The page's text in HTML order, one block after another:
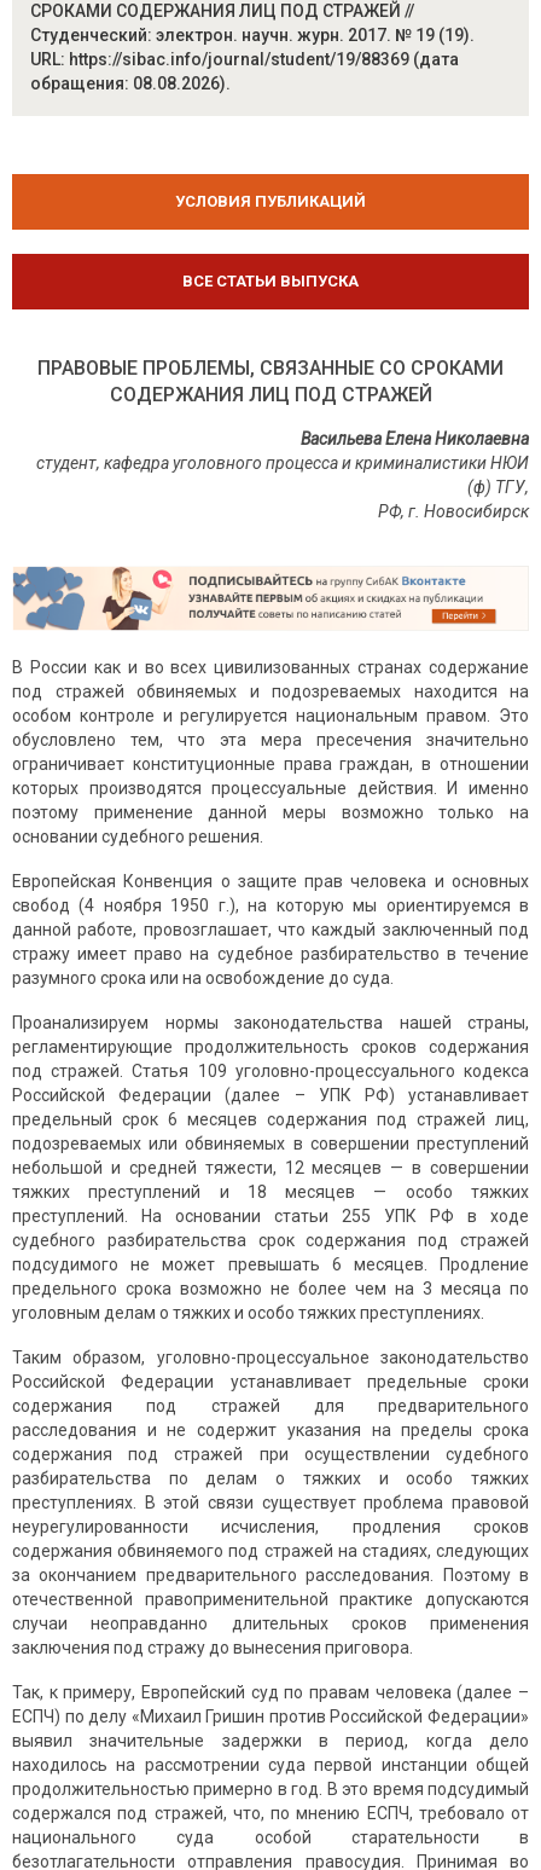
СРОКАМИ СОДЕРЖАНИЯ ЛИЦ ПОД СТРАЖЕЙ //
Студенческий: электрон. научн. журн. 2017. № 19 (19).
URL: https://sibac.info/journal/student/19/88369 (дата
обращения: 08.08.2026).
УСЛОВИЯ ПУБЛИКАЦИЙ
ВСЕ СТАТЬИ ВЫПУСКА
ПРАВОВЫЕ ПРОБЛЕМЫ, СВЯЗАННЫЕ СО СРОКАМИ
СОДЕРЖАНИЯ ЛИЦ ПОД СТРАЖЕЙ
Васильева Елена Николаевна
студент, кафедра уголовного процесса и криминалистики НЮИ
(ф) ТГУ,
РФ, г. Новосибирск
В России как и во всех цивилизованных странах содержание
под стражей обвиняемых и подозреваемых находится на
особом контроле и регулируется национальным правом. Это
обусловлено тем, что эта мера пресечения значительно
ограничивает конституционные права граждан, в отношении
которых производятся процессуальные действия. И именно
поэтому применение данной меры возможно только на
основании судебного решения.
Европейская Конвенция о защите прав человека и основных
свобод (4 ноября 1950 г.), на которую мы ориентируемся в
данной работе, провозглашает, что каждый заключенный под
стражу имеет право на судебное разбирательство в течение
разумного срока или на освобождение до суда.
Проанализируем нормы законодательства нашей страны,
регламентирующие продолжительность сроков содержания
под стражей. Статья 109 уголовно-процессуального кодекса
Российской Федерации (далее – УПК РФ) устанавливает
предельный срок 6 месяцев содержания под стражей лиц,
подозреваемых или обвиняемых в совершении преступлений
небольшой и средней тяжести, 12 месяцев — в совершении
тяжких преступлений и 18 месяцев — особо тяжких
преступлений. На основании статьи 255 УПК РФ в ходе
судебного разбирательства срок содержания под стражей
подсудимого не может превышать 6 месяцев. Продление
предельного срока возможно не более чем на 3 месяца по
уголовным делам о тяжких и особо тяжких преступлениях.
Таким образом, уголовно-процессуальное законодательство
Российской Федерации устанавливает предельные сроки
содержания под стражей для предварительного
расследования и не содержит указания на пределы срока
содержания под стражей при осуществлении судебного
разбирательства по делам о тяжких и особо тяжких
преступлениях. В этой связи существует проблема правовой
неурегулированности исчисления, продления сроков
содержания обвиняемого под стражей на стадиях, следующих
за окончанием предварительного расследования. Поэтому в
отечественной правоприменительной практике допускаются
случаи неоправданно длительных сроков применения
заключения под стражу до вынесения приговора.
Так, к примеру, Европейский суд по правам человека (далее –
ЕСПЧ) по делу «Михаил Гришин против Российской Федерации»
выявил значительные задержки в период, когда дело
находилось на рассмотрении суда первой инстанции общей
продолжительностью примерно в год. В это время подсудимый
содержался под стражей, что, по мнению ЕСПЧ, требовало от
национального суда особой старательности в
безотлагательности отправления правосудия. Принимая во